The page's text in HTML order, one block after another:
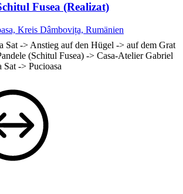
Fusea (Realizat)
Kreis Dâmbovița, Rumänien
Sat -> Anstieg auf den Hügel -> auf dem Grat
(Schitul Fusea) -> Casa-Atelier Gabriel
Sat -> Pucioasa